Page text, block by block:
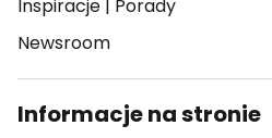
Inspiracje | Porady
Newsroom
Informacje na stronie